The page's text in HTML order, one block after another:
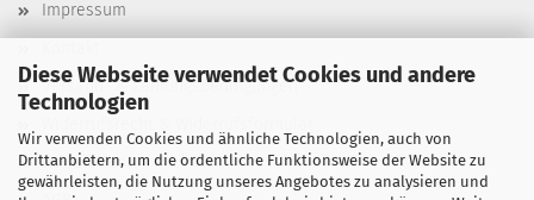
Diese Webseite verwendet Cookies und andere
Technologien
Wir verwenden Cookies und ähnliche Technologien, auch von
Drittanbietern, um die ordentliche Funktionsweise der Website zu
gewährleisten, die Nutzung unseres Angebotes zu analysieren und
Impressum
Versand- & Zahlungsbedingungen
Newsletter